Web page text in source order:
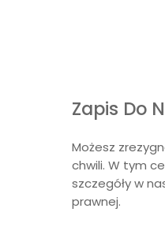
Zapis Do
Możesz
chwili. W tym
szczegóły w
prawnej.